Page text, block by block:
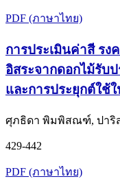
PDF (ภาษาไทย)
การประเมินค่าสี ร
อิสระจากดอกไม้รับ
และการประยุกต์ใช้
ศุภธิดา พิมพิสณฑ์, ปาริ
429-442
PDF (ภาษาไทย)